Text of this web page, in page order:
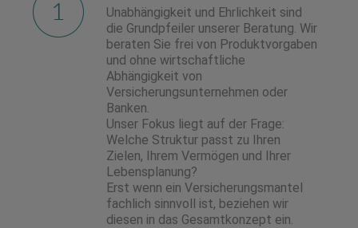
Unabhängigkeit und Ehrlichkeit sind
die Grundpfeiler unserer Beratung. Wir
beraten Sie frei von Produktvorgaben
und ohne wirtschaftliche
Abhängigkeit von
Versicherungsunternehmen oder
Banken.
Unser Fokus liegt auf der Frage:
Welche Struktur passt zu Ihren
Zielen, Ihrem Vermögen und Ihrer
Lebensplanung?
Erst wenn ein Versicherungsmantel
fachlich sinnvoll ist, beziehen wir
diesen in das Gesamtkonzept ein.